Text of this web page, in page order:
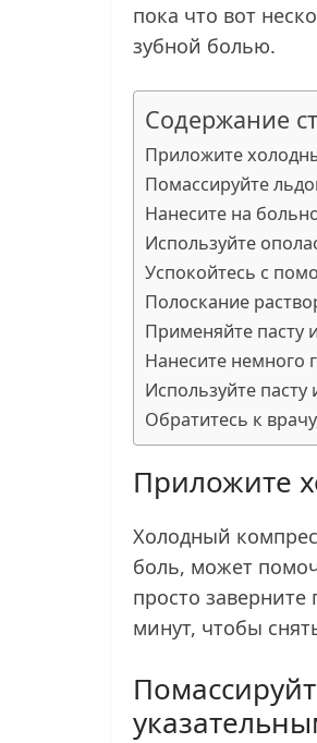
пока что вот
зубной болью.
Содержание
Приложите
Помассируйте
Нанесите на
Используйте
Успокойтесь с
Полоскание
Применяйте пасту
Нанесите немного
Используйте пасту
Обратитесь к
Приложите
Холодный
боль, может
просто
минут, чтобы